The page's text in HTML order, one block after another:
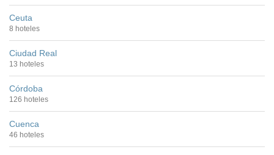
Ceuta
8 hoteles
Ciudad Real
13 hoteles
Córdoba
126 hoteles
Cuenca
46 hoteles